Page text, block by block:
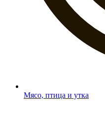
Мясо, птица и утка